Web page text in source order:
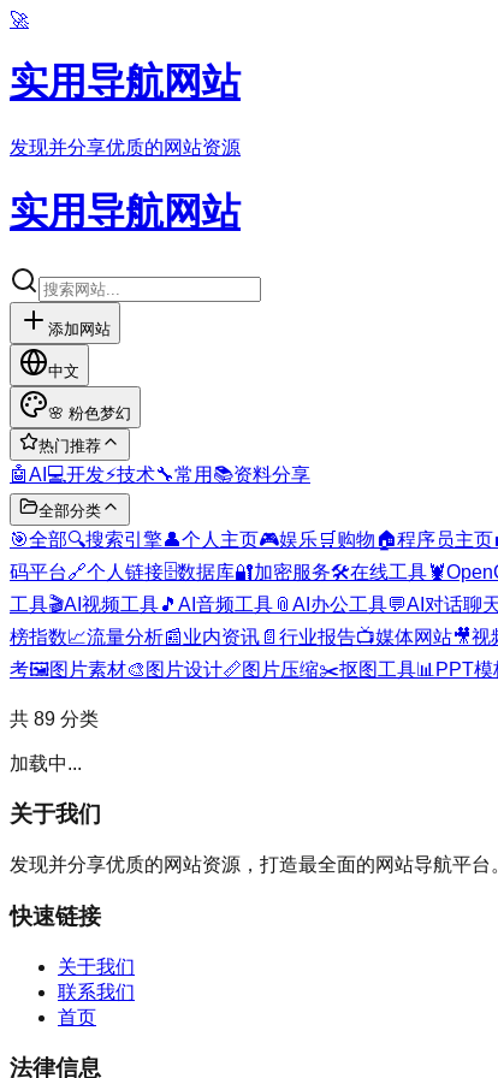
🚀
实用导航网站
发现并分享优质的网站资源
实用导航网站
添加网站
中文
🌸 粉色梦幻
热门推荐
🤖AI 💻开发⚡技术🔧常用 📚资料分享
全部分类
🎯全部🔍搜索引擎👤个人主页🎮娱乐🛒 购物🏠程序员主页
码平台🔗个人链接🗄️数据库🔐加密服务🛠️在线工具🦞
工具🎬AI视频工具🎵 AI音频工具 📎 AI办公工具💬AI对话聊
榜指数📈流量分析📰业内资讯 📄 行业报告📺媒体网站🎥视
考🖼️图片素材🎨 图片设计📏图片压缩✂️抠图工具📊 PPT模
共 89 分类
加载中...
关于我们
发现并分享优质的网站资源，打造最全面的网站导航平台
快速链接
关于我们
联系我们
首页
法律信息